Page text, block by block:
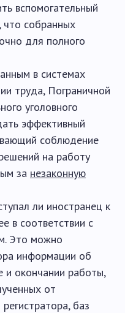
вспомогательный
что собранных
для полного
в системах
труда, Пограничной
уголовного
эффективный
соблюдение
на работу
за незаконную
ли иностранец к
в соответствии с
Это можно
информации об
и окончании работы,
от
баз